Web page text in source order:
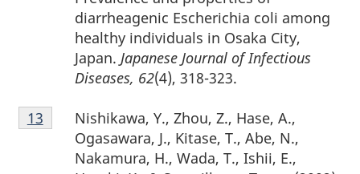
diarrheagenic Escherichia coli among
healthy individuals in Osaka City,
Japan. Japanese Journal of Infectious
Diseases, 62(4), 318-323.
Notes
de
Nishikawa, Y., Zhou, Z., Hase, A.,
Ogasawara, J., Kitase, T., Abe, N.,
Nakamura, H., Wada, T., Ishii, E.,
Retour à la référence de la note de bas de page
13